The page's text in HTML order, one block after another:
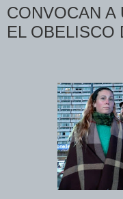
CONVOCAN A
EL OBELISCO